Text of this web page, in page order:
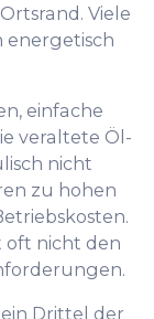
Viele
energetisch
einfache
veraltete Öl-
nicht
zu hohen
oft nicht den
Drittel der